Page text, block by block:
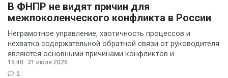
В ФНПР не видят причин для
межпоколенческого конфликта в России
Неграмотное управление, хаотичность процессов и
нехватка содержательной обратной связи от руководителя
являются основными причинами конфликтов и
раздражения в
15:40
31 июля 2026
2